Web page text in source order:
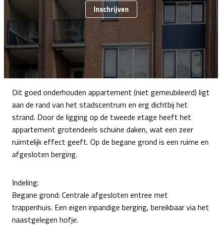
Inschrijven
Dit goed onderhouden appartement (niet gemeubileerd) ligt
aan de rand van het stadscentrum en erg dichtbij het
strand. Door de ligging op de tweede etage heeft het
appartement grotendeels schuine daken, wat een zeer
ruimtelijk effect geeft. Op de begane grond is een ruime en
afgesloten berging.
Indeling:
Begane grond: Centrale afgesloten entree met
trappenhuis. Een eigen inpandige berging, bereikbaar via het
naastgelegen hofje.